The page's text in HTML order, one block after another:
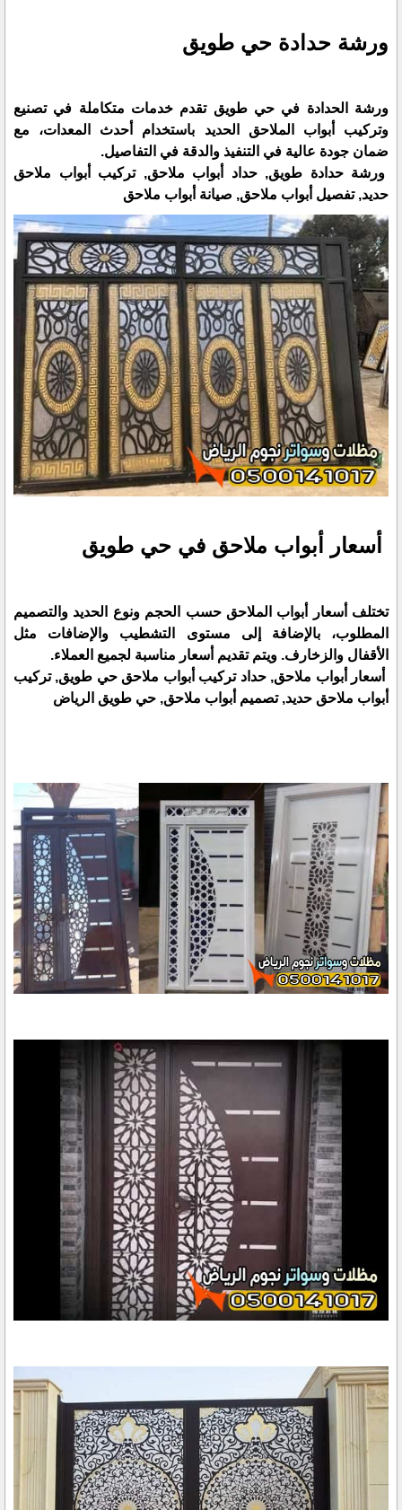
ورشة حدادة حي طويق
ورشة الحدادة في حي طويق تقدم خدمات متكاملة في تصنيع
وتركيب أبواب الملاحق الحديد باستخدام أحدث المعدات، مع
ضمان جودة عالية في التنفيذ والدقة في التفاصيل.
ورشة حدادة طويق, حداد أبواب ملاحق, تركيب أبواب ملاحق
حديد, تفصيل أبواب ملاحق, صيانة أبواب ملاحق
أسعار أبواب ملاحق في حي طويق
تختلف أسعار أبواب الملاحق حسب الحجم ونوع الحديد والتصميم
المطلوب، بالإضافة إلى مستوى التشطيب والإضافات مثل
الأقفال والزخارف. ويتم تقديم أسعار مناسبة لجميع العملاء.
أسعار أبواب ملاحق, حداد تركيب أبواب ملاحق حي طويق, تركيب
أبواب ملاحق حديد, تصميم أبواب ملاحق, حي طويق الرياض